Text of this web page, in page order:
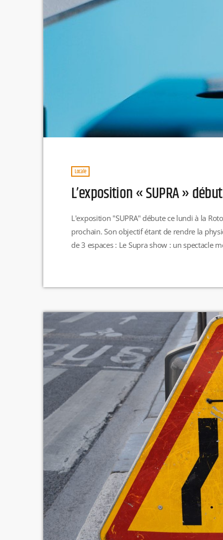
Locale
L’exposition « SUPRA »
L'exposition "SUPRA" débute ce lundi à la
prochain. Son objectif étant de rendre la
de 3 espaces : Le Supra show : un spectacle